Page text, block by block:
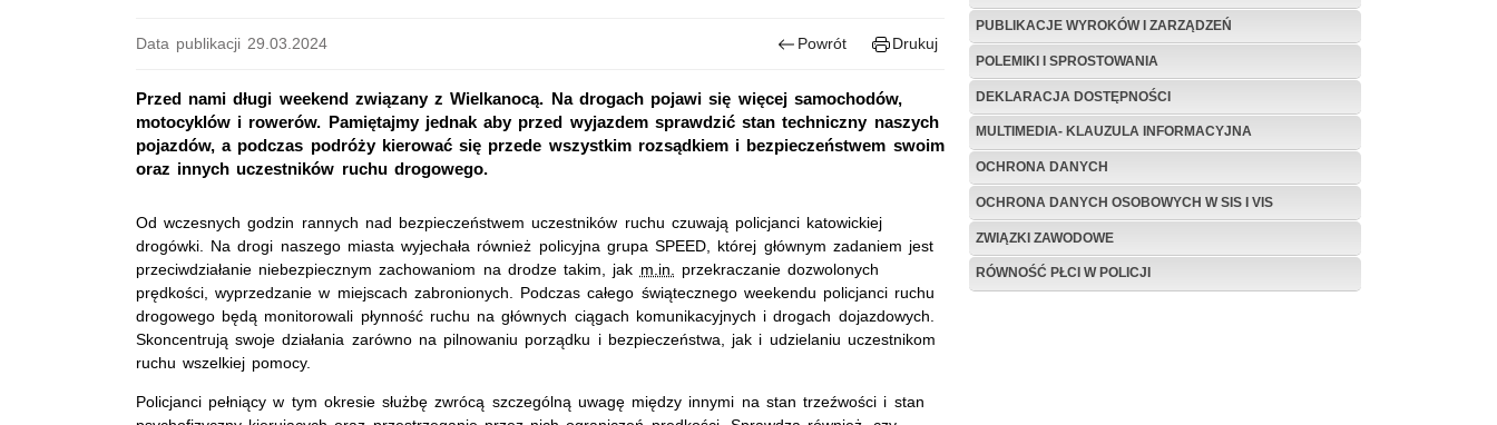
Data publikacji 29.03.2024 Powrót Drukuj
Przed nami długi weekend związany z Wielkanocą. Na drogach pojawi się więcej samochodów,
motocyklów i rowerów. Pamiętajmy jednak aby przed wyjazdem sprawdzić stan techniczny naszych
pojazdów, a podczas podróży kierować się przede wszystkim rozsądkiem i bezpieczeństwem swoim
oraz innych uczestników ruchu drogowego.
Od wczesnych godzin rannych nad bezpieczeństwem uczestników ruchu czuwają policjanci katowickiej
drogówki. Na drogi naszego miasta wyjechała również policyjna grupa SPEED, której głównym zadaniem jest
przeciwdziałanie niebezpiecznym zachowaniom na drodze takim, jak m.in. przekraczanie dozwolonych
prędkości, wyprzedzanie w miejscach zabronionych. Podczas całego świątecznego weekendu policjanci ruchu
drogowego będą monitorowali płynność ruchu na głównych ciągach komunikacyjnych i drogach dojazdowych.
Skoncentrują swoje działania zarówno na pilnowaniu porządku i bezpieczeństwa, jak i udzielaniu uczestnikom
ruchu wszelkiej pomocy.
Policjanci pełniący w tym okresie służbę zwrócą szczególną uwagę między innymi na stan trzeźwości i stan
PUBLIKACJE WYROKÓW I ZARZĄDZEŃ
POLEMIKI I SPROSTOWANIA
DEKLARACJA DOSTĘPNOŚCI
MULTIMEDIA- KLAUZULA INFORMACYJNA
OCHRONA DANYCH
OCHRONA DANYCH OSOBOWYCH W SIS I VIS
ZWIĄZKI ZAWODOWE
RÓWNOŚĆ PŁCI W POLICJI